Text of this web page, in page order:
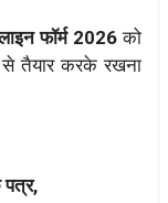
फॉर्म 2026को
तैयार करके रखना
पत्र,